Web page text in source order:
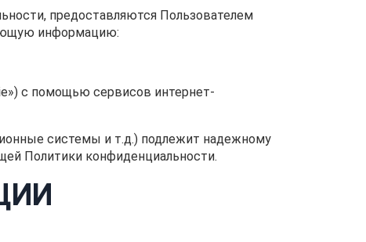
предоставляются Пользователем
информацию:
с помощью сервисов интернет-
системы и т.д.) подлежит надежному
Политики конфиденциальности.